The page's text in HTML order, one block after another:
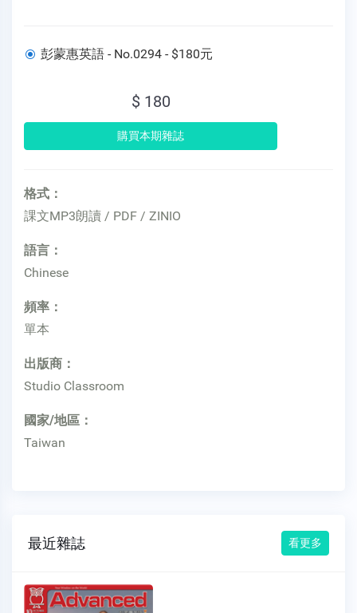
彭蒙惠英語 - No.0294 - $180元
$ 180
格式：
課文MP3朗讀 / PDF / ZINIO
語言：
Chinese
頻率：
單本
出版商：
Studio Classroom
國家/地區：
Taiwan
最近雜誌 看更多